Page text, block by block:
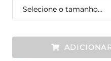
Selecione o tamanho...